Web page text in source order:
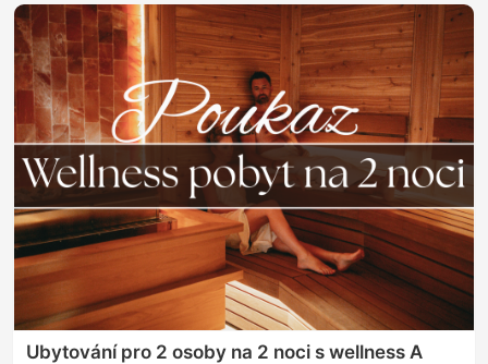
Ubytování pro 2 osoby na 2 noci s wellness A